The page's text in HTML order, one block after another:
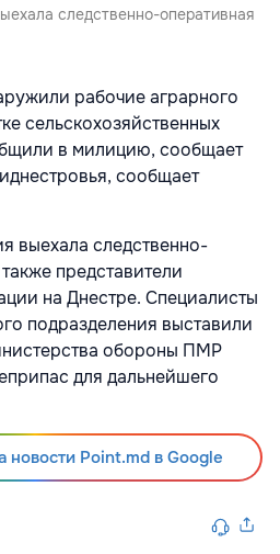
следственно-оперативная
рабочие аграрного
сельскохозяйственных
в милицию, сообщает
сообщает
выехала следственно-
представители
на Днестре. Специалисты
подразделения выставили
обороны ПМР
для дальнейшего
новости Point.md в Google